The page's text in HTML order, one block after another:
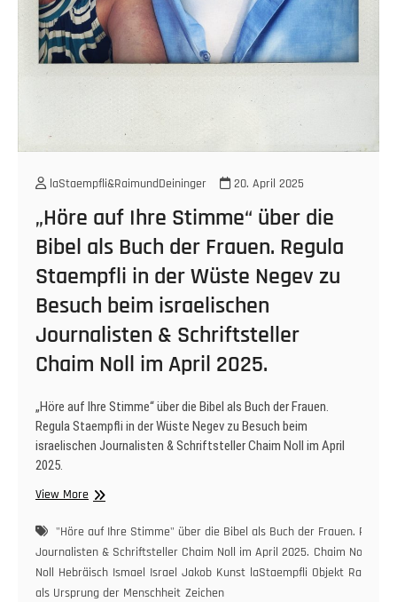
laStaempfli&RaimundDeininger 20. April 2025
„Höre auf Ihre Stimme“ über die
Bibel als Buch der Frauen. Regula
Staempfli in der Wüste Negev zu
Besuch beim israelischen
Journalisten & Schriftsteller
Chaim Noll im April 2025.
„Höre auf Ihre Stimme“ über die Bibel als Buch der Frauen.
Regula Staempfli in der Wüste Negev zu Besuch beim
israelischen Journalisten & Schriftsteller Chaim Noll im April
2025.
View More„Höre
Ihre
Stimme“
über
die
"Höre auf Ihre Stimme" über die Bibel als Buch der Frauen.
Journalisten & Schriftsteller Chaim Noll im April 2025. Chaim Noll
Noll Hebräisch Ismael Israel Jakob Kunst laStaempfli Objekt Rachel
als Ursprung der Menschheit Zeichen